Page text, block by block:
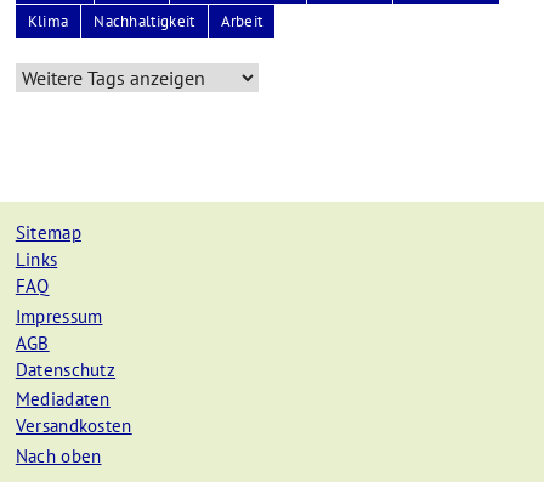
Klima
Nachhaltigkeit Arbeit
Sitemap
Links
FAQ
Impressum
AGB
Datenschutz
Mediadaten
Versandkosten
Nach oben